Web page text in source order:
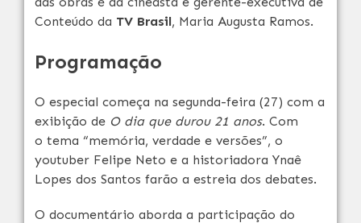
Conteúdo da TV Brasil, Maria Augusta Ramos.
Programação
O especial começa na segunda-feira (27) com a
exibição de O dia que durou 21 anos. Com
o tema “memória, verdade e versões”, o
youtuber Felipe Neto e a historiadora Ynaê
Lopes dos Santos farão a estreia dos debates.
O documentário aborda a participação do